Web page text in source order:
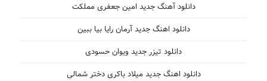
دانلود آهنگ جدید امین جعفری مملکت
دانلود اهنگ جدید آرمان رایا بیا ببین
دانلود تیزر جدید ویوان حسودی
دانلود اهنگ جدید میلاد باکری دختر شمالی